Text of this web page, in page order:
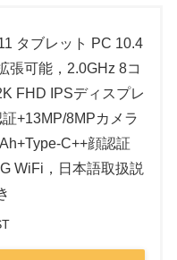
タブレット PC 10.4
張可能，2.0GHz 8コ
FHD IPSディスプレ
+13MP/8MPカメラ
C++顔認証
WiFi，日本語取扱説